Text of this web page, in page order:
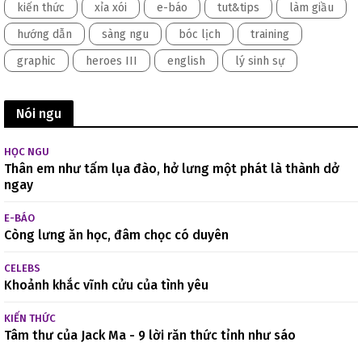
kiến thức xỉa xói e-báo tut&tips
làm giầu
hướng dẫn
sàng ngu bóc lịch
training
graphic
heroes III english lý sinh sự
Nói ngu
HỌC NGU
Thân em như tấm lụa đào, hở lưng một phát là thành dở
ngay
E-BÁO
Còng lưng ăn học, đâm chọc có duyên
CELEBS
Khoảnh khắc vĩnh cửu của tình yêu
KIẾN THỨC
Tâm thư của Jack Ma - 9 lời răn thức tỉnh như sáo